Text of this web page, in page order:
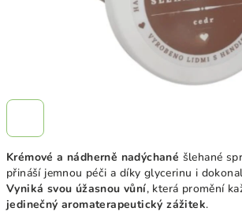
Krémové a nádherně nadýchané šlehané
přináší jemnou péči a díky glycerinu i
Vyniká svou úžasnou vůní, která promění
jedinečný aromaterapeutický zážitek.